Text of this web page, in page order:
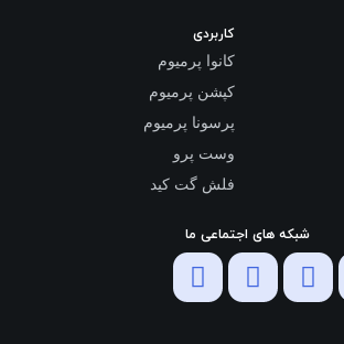
کاربردی
کانوا پرمیوم
کپشن پرمیوم
پرسونا پرمیوم
وست پرو
فلش گت کید
شبکه های اجتماعی ما